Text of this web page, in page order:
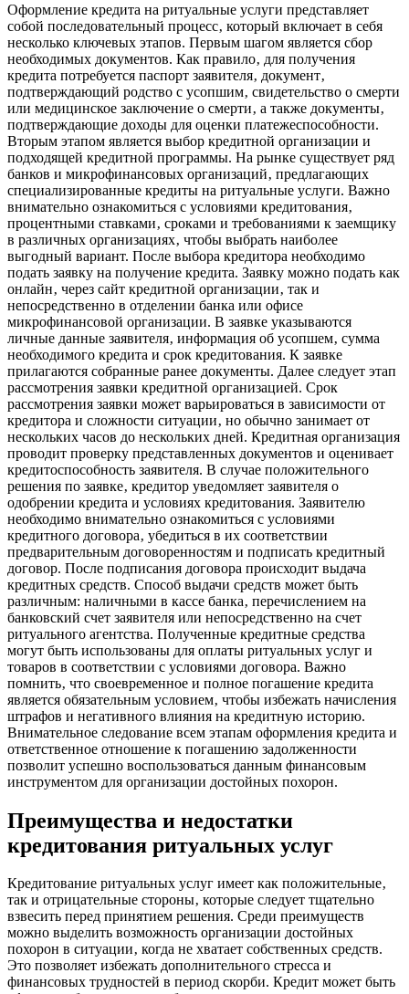
Оформление кредита на ритуальные услуги представляет
собой последовательный процесс‚ который включает в себя
несколько ключевых этапов. Первым шагом является сбор
необходимых документов. Как правило‚ для получения
кредита потребуется паспорт заявителя‚ документ‚
подтверждающий родство с усопшим‚ свидетельство о смерти
или медицинское заключение о смерти‚ а также документы‚
подтверждающие доходы для оценки платежеспособности.
Вторым этапом является выбор кредитной организации и
подходящей кредитной программы. На рынке существует ряд
банков и микрофинансовых организаций‚ предлагающих
специализированные кредиты на ритуальные услуги. Важно
внимательно ознакомиться с условиями кредитования‚
процентными ставками‚ сроками и требованиями к заемщику
в различных организациях‚ чтобы выбрать наиболее
выгодный вариант. После выбора кредитора необходимо
подать заявку на получение кредита. Заявку можно подать как
онлайн‚ через сайт кредитной организации‚ так и
непосредственно в отделении банка или офисе
микрофинансовой организации. В заявке указываются
личные данные заявителя‚ информация об усопшем‚ сумма
необходимого кредита и срок кредитования. К заявке
прилагаются собранные ранее документы. Далее следует этап
рассмотрения заявки кредитной организацией. Срок
рассмотрения заявки может варьироваться в зависимости от
кредитора и сложности ситуации‚ но обычно занимает от
нескольких часов до нескольких дней. Кредитная организация
проводит проверку представленных документов и оценивает
кредитоспособность заявителя. В случае положительного
решения по заявке‚ кредитор уведомляет заявителя о
одобрении кредита и условиях кредитования. Заявителю
необходимо внимательно ознакомиться с условиями
кредитного договора‚ убедиться в их соответствии
предварительным договоренностям и подписать кредитный
договор. После подписания договора происходит выдача
кредитных средств. Способ выдачи средств может быть
различным: наличными в кассе банка‚ перечислением на
банковский счет заявителя или непосредственно на счет
ритуального агентства. Полученные кредитные средства
могут быть использованы для оплаты ритуальных услуг и
товаров в соответствии с условиями договора. Важно
помнить‚ что своевременное и полное погашение кредита
является обязательным условием‚ чтобы избежать начисления
штрафов и негативного влияния на кредитную историю.
Внимательное следование всем этапам оформления кредита и
ответственное отношение к погашению задолженности
позволит успешно воспользоваться данным финансовым
инструментом для организации достойных похорон.
Преимущества и недостатки
кредитования ритуальных услуг
Кредитование ритуальных услуг имеет как положительные‚
так и отрицательные стороны‚ которые следует тщательно
взвесить перед принятием решения. Среди преимуществ
можно выделить возможность организации достойных
похорон в ситуации‚ когда не хватает собственных средств.
Это позволяет избежать дополнительного стресса и
финансовых трудностей в период скорби. Кредит может быть